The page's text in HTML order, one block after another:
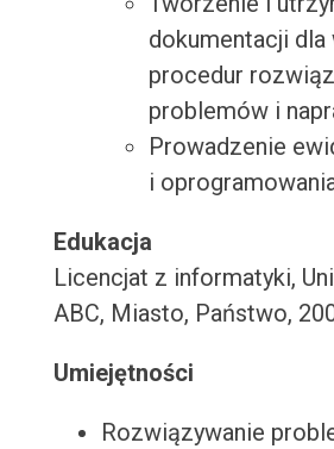
dokumentacji
procedur
problemów i
Prowadzenie
i
Edukacja
Licencjat z informatyki,
ABC, Miasto, Państwo,
Umiejętności
Rozwiązywanie